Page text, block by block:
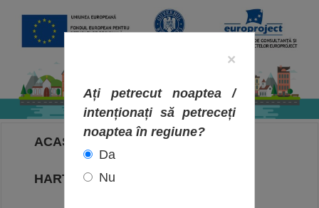
ACASA
HARTA OBIECTIVELOR
×
Ați petrecut noaptea /
intenționați să petreceți
noaptea în regiune?
Da
Nu